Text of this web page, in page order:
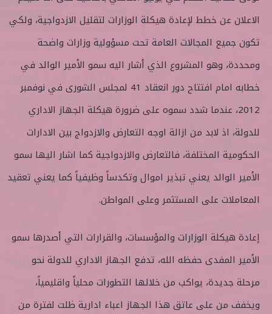
و
ت
ر
ل
ر
ي
الاعلان عن خطط لإعادة هيكلة الوزارات لتقليل الازدواجية، ولكي
تكون جميع المجالات العامة تحت مسؤولية وزارات واضحة
ومحددة، وهو المشروع الذي أشار اليه سمو الأمير الوالد في
خطابه امام افتتاح دور انعقاد 41 لمجلس الشورى في نوفمبر
2012، عندما شدد سموه على ضرورة هيكلة الجهاز الاداري
للدولة، اذ لابد من ازالة اوجه التعارض والازدواج بين الادارات
الحكومية المختلفة، فالتعارض والازدواجية كما اشار اليها سمو
الأمير الوالد يعني تبذير اموال وتكدساً وظيفياً كما يعني تعقيد
المعاملات على المستثمر وعلى المواطن.
إعادة هيكلة الوزارات والمؤسسات، والقرارات التي أصدرها سمو
الأمير المفدى حفظه الله، تدفع الجهاز الاداري للدولة نحو
مرحلة جديدة، يواكب من خلالها التطورات محلياً واقليمياً،
ويخفف من على عاتق هذا الجهاز اعباء ادارية ظلت لفترة من